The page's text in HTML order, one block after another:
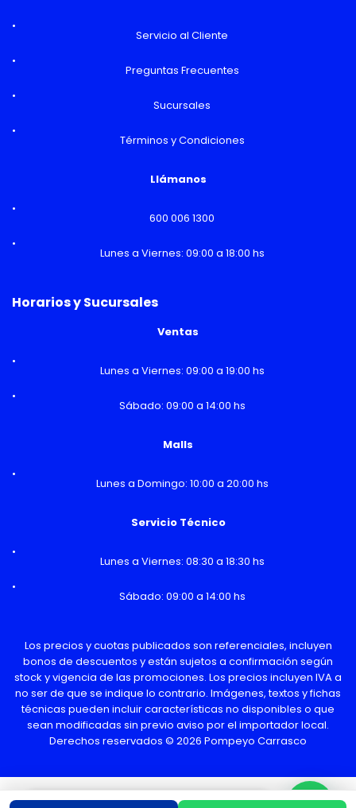
Servicio al Cliente
Preguntas Frecuentes
Sucursales
Términos y Condiciones
Llámanos
600 006 1300
Lunes a Viernes: 09:00 a 18:00 hs
Horarios y Sucursales
Ventas
Lunes a Viernes: 09:00 a 19:00 hs
Sábado: 09:00 a 14:00 hs
Malls
Lunes a Domingo: 10:00 a 20:00 hs
Servicio Técnico
Lunes a Viernes: 08:30 a 18:30 hs
Sábado: 09:00 a 14:00 hs
Los precios y cuotas publicados son referenciales, incluyen
bonos de descuentos y están sujetos a confirmación según
stock y vigencia de las promociones. Los precios incluyen IVA a
no ser de que se indique lo contrario. Imágenes, textos y fichas
técnicas pueden incluir características no disponibles o que
sean modificadas sin previo aviso por el importador local.
Derechos reservados © 2026 Pompeyo Carrasco
¿Necesitas Ayuda o mas información?